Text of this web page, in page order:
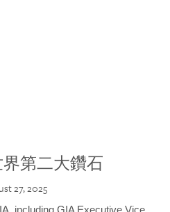
界第二大鑽石
27, 2025
including GIA Executive Vice